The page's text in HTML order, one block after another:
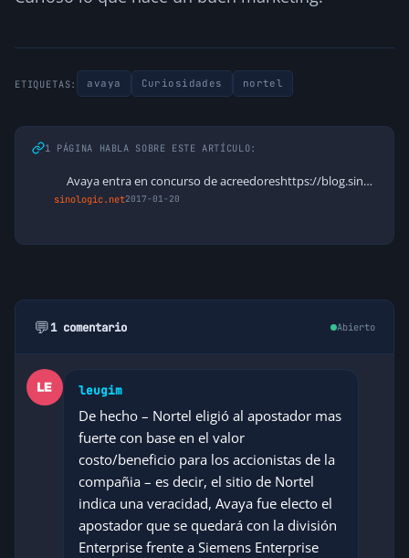
ETIQUETAS: avaya Curiosidades nortel
1 PÁGINA HABLA SOBRE ESTE ARTÍCULO:
Avaya entra en concurso de acreedoreshttps://blog.sinologic.net/2017-…
sinologic.net2017-01-20
💬1 comentario Abierto
leugim
De hecho – Nortel eligió al apostador mas
fuerte con base en el valor
costo/beneficio para los accionistas de la
compañia – es decir, el sitio de Nortel
indica una veracidad, Avaya fue electo el
apostador que se quedará con la división
Enterprise frente a Siemens Enterprise